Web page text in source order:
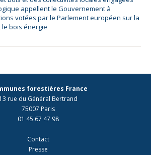
appellent le Gouvernement à
votées par le Parlement européen sur la
bois énergie
forestières France
13 rue du Général Bertrand
75007 Paris
01 45 67 47 98
Contact
Presse